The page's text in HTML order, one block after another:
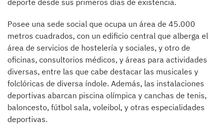
deporte desde sus primeros días de existencia.
Posee una sede social que ocupa un área de 45.000
metros cuadrados, con un edificio central que alberga el
área de servicios de hostelería y sociales, y otro de
oficinas, consultorios médicos, y áreas para actividades
diversas, entre las que cabe destacar las musicales y
folclóricas de diversa índole. Además, las instalaciones
deportivas abarcan piscina olímpica y canchas de tenis,
baloncesto, fútbol sala, voleibol, y otras especialidades
deportivas.